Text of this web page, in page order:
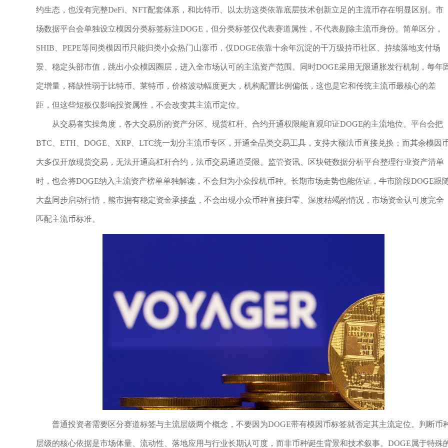
约生态，也没有完整DeFi、NFT配套体系，和比特币、以太坊这类依靠底层技术创新立足的主流币存在明显区别。市
场数据平台会单独设立模因分类标签标注DOGE，但分类标签仅代表赛道属性，不代表剔除主流币身份。简单区分，
SHIB、PEPE等同类模因币只能归类小众热门山寨币，仅DOGE依靠十余年沉淀的千万级持币社区、持续落地支付场
景、稳定头部市值，跳出小众模因圈层，进入全市场认可的主流资产范围。同时DOGE采用无限通胀发行机制，每年
定增量，稀缺性弱于比特币、莱特币，价格波动幅度更大，机构配置比例偏低，这也是它和传统主流币最核心的差
距，但这些短板仅影响投资属性，不会改变其主流币定位。
从交易者实操角度，各大交易所的资产分区、现货杠杆、合约开通权限能直观印证DOGE的主流地位。平台会把
BTC、ETH、DOGE、XRP、LTC统一划分主流币专区，开通全品类交易工具，支持大额法币直接兑换；而其余模因
大多仅开放现货交易，无法开通高杠杆合约，法币交易通道受限。监管资讯、区块链数据分析平台整理行业资产清单
时，也会将DOGE纳入主流资产榜单单独解读，不会归为小众投机币种。长期市场走势也能佐证，牛市阶段DOGE跟
大盘同步启动行情，熊市拥有稳定资金承接盘，不会出现小众币种直接归零、深度枯竭的情况，市场资金认可度完全
匹配主流币标准。
普通投资者需要区分赛道标签与主流层级两个概念，不要因为DOGE带有模因币标签就否定其主流定位。判断币
层级的核心依据是市场体量、流动性、落地应用与行业长期认可度，而非币种诞生背景和技术叙事。DOGE属于特殊